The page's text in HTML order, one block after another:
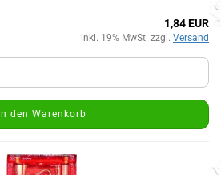
1,84 EUR
inkl. 19% MwSt. zzgl. Versand
In den Warenkorb